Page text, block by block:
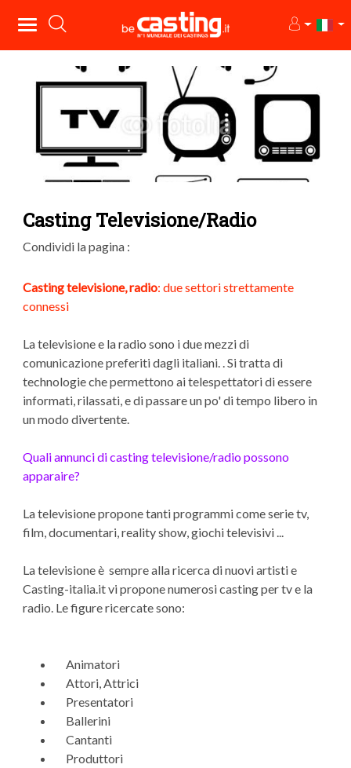
Casting Televisione/Radio
Condividi la pagina :
Casting televisione, radio: due settori strettamente
connessi
La televisione e la radio sono i due mezzi di
comunicazione preferiti dagli italiani. . Si tratta di
technologie che permettono ai telespettatori di essere
informati, rilassati, e di passare un po' di tempo libero in
un modo divertente.
Quali annunci di casting televisione/radio possono
apparaire?
La televisione propone tanti programmi come serie tv,
film, documentari, reality show, giochi televisivi ...
La televisione è sempre alla ricerca di nuovi artisti e
Casting-italia.it vi propone numerosi casting per tv e la
radio. Le figure ricercate sono:
Animatori
Attori, Attrici
Presentatori
Ballerini
Cantanti
Produttori